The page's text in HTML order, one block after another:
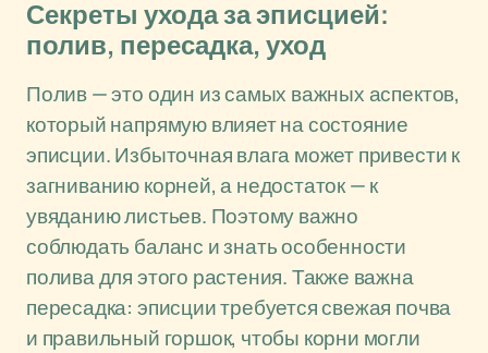
Секреты ухода за эписцией:
полив, пересадка, уход
Полив — это один из самых важных аспектов,
который напрямую влияет на состояние
эписции. Избыточная влага может привести к
загниванию корней, а недостаток — к
увяданию листьев. Поэтому важно
соблюдать баланс и знать особенности
полива для этого растения. Также важна
пересадка: эписции требуется свежая почва
и правильный горшок, чтобы корни могли